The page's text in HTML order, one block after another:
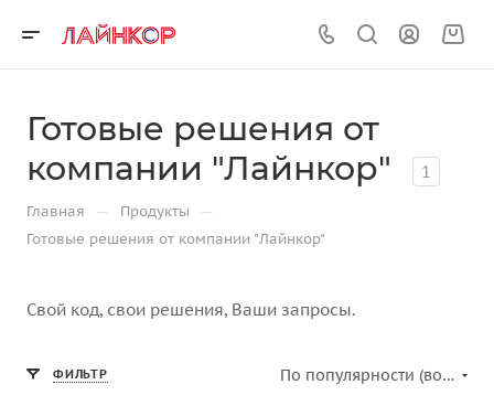
Готовые решения от
компании "Лайнкор"
1
Главная — Продукты —
Готовые решения от компании "Лайнкор"
Свой код, свои решения, Ваши запросы.
ФИЛЬТР По популярности (возрастание)